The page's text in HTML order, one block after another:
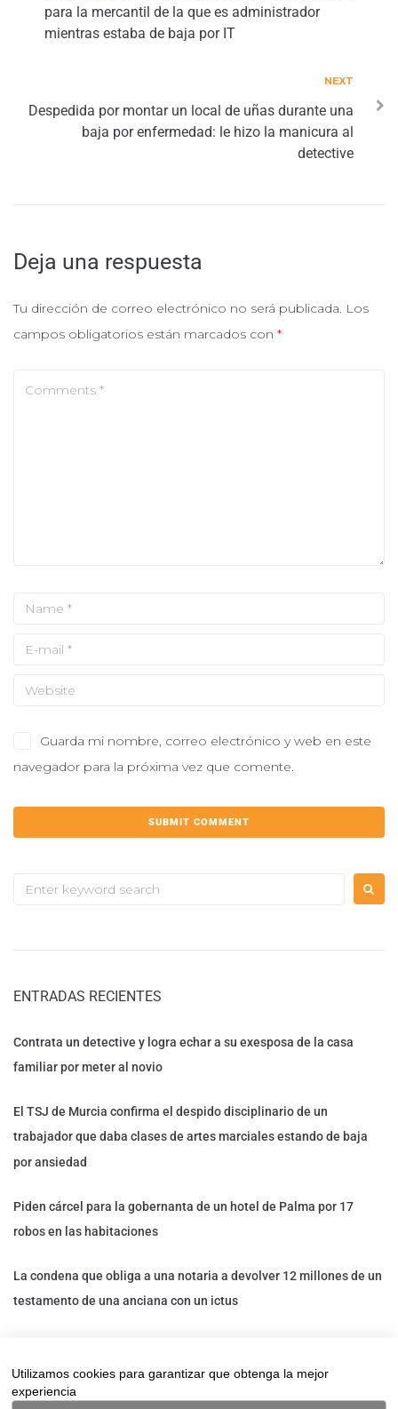
para la mercantil de la que es administrador
mientras estaba de baja por IT
NEXT
Despedida por montar un local de uñas durante una
baja por enfermedad: le hizo la manicura al
detective
Deja una respuesta
Tu dirección de correo electrónico no será publicada. Los
campos obligatorios están marcados con *
Guarda mi nombre, correo electrónico y web en este
navegador para la próxima vez que comente.
ENTRADAS RECIENTES
Contrata un detective y logra echar a su exesposa de la casa
familiar por meter al novio
El TSJ de Murcia confirma el despido disciplinario de un
trabajador que daba clases de artes marciales estando de baja
por ansiedad
Piden cárcel para la gobernanta de un hotel de Palma por 17
robos en las habitaciones
La condena que obliga a una notaria a devolver 12 millones de un
testamento de una anciana con un ictus
detective privado lo descubrió trabajando en otro
establecimiento
Utilizamos cookies para garantizar que obtenga la mejor
experiencia